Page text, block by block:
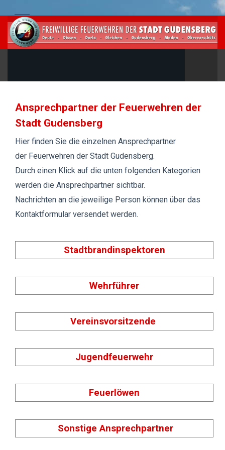
Ansprechpartner der Feuerwehren der
Stadt Gudensberg
Hier finden Sie die einzelnen Ansprechpartner
der Feuerwehren der Stadt Gudensberg.
Durch einen Klick auf die unten folgenden Kategorien
werden die Ansprechpartner sichtbar.
Nachrichten an die jeweilige Person können über das
Kontaktformular versendet werden.
Stadtbrandinspektoren
Wehrführer
Vereinsvorsitzende
Jugendfeuerwehr
Feuerlöwen
Sonstige Ansprechpartner